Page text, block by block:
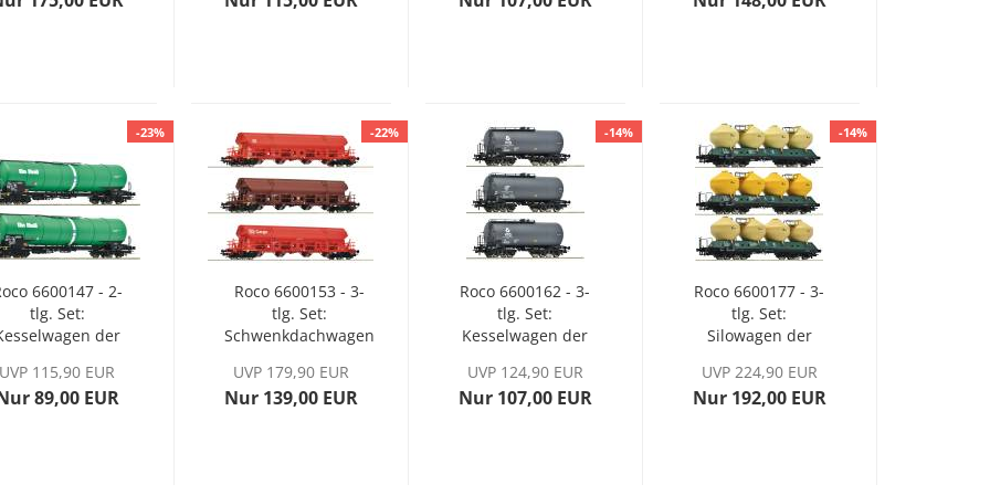
-23%
6600147 - 2-
tlg. Set:
der
UVP 115,90 EUR
89,00 EUR
-22%
Roco 6600153 - 3-
tlg. Set:
Schwenkdachwagen
UVP 179,90 EUR
Nur 139,00 EUR
-14%
Roco 6600162 - 3-
tlg. Set:
Kesselwagen der
UVP 124,90 EUR
Nur 107,00 EUR
-14%
Roco 6600177 - 3-
tlg. Set:
Silowagen der
UVP 224,90 EUR
Nur 192,00 EUR